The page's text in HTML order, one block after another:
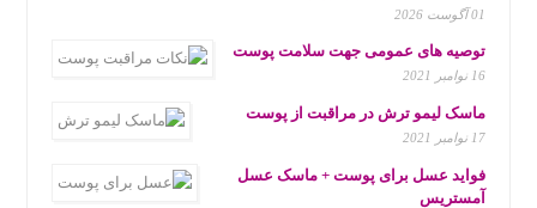
01 آگوست 2026
توصیه های عمومی جهت سلامت پوست
16 نوامبر 2021
ماسک لیمو ترش در مراقبت از پوست
17 نوامبر 2021
فواید عسل برای پوست + ماسک عسل
آمستریس